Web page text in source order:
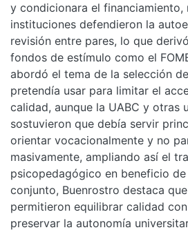
y condicionara el financiamiento,
instituciones defendieron la
revisión entre pares, lo que
fondos de estímulo como el
abordó el tema de la selección
pretendía usar para limitar el
calidad, aunque la UABC y otras
sostuvieron que debía servir
orientar vocacionalmente y no
masivamente, ampliando así el
psicopedagógico en beneficio
conjunto, Buenrostro destaca
permitieron equilibrar calidad
preservar la autonomía